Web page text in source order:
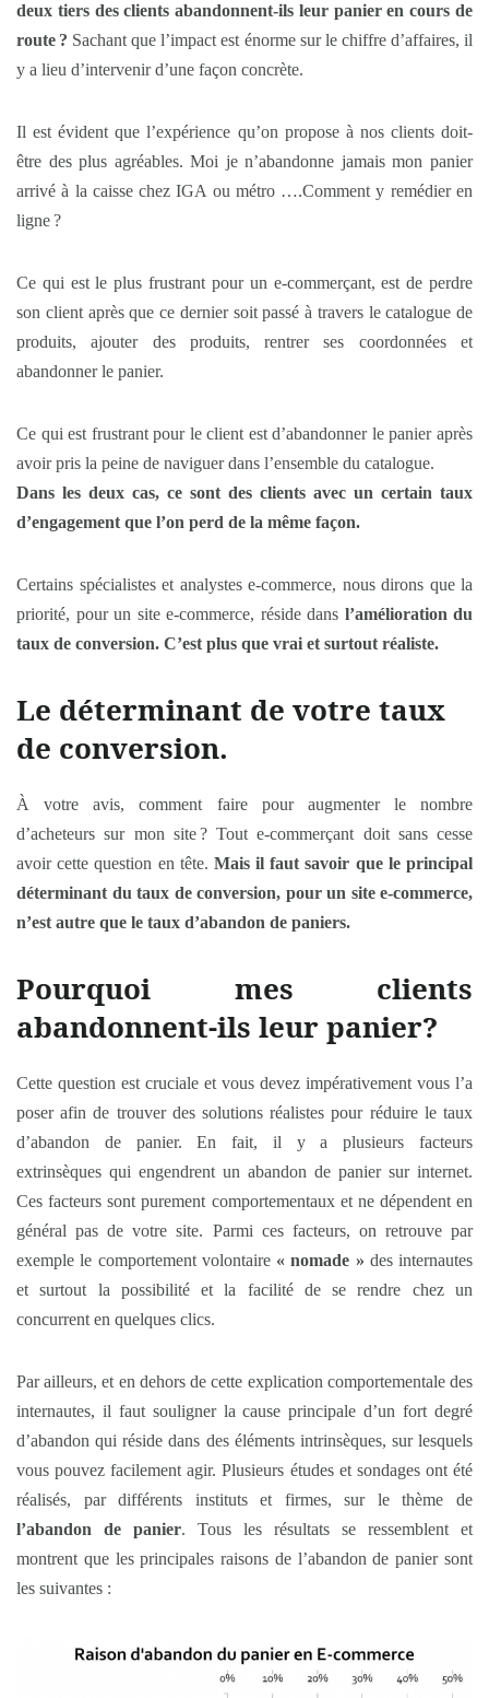
deux tiers des clients abandonnent-ils leur panier en cours de
route ? Sachant que l’impact est énorme sur le chiffre d’affaires, il
y a lieu d’intervenir d’une façon concrète.
Il est évident que l’expérience qu’on propose à nos clients doit-
être des plus agréables. Moi je n’abandonne jamais mon panier
arrivé à la caisse chez IGA ou métro ….Comment y remédier en
ligne ?
Ce qui est le plus frustrant pour un e-commerçant, est de perdre
son client après que ce dernier soit passé à travers le catalogue de
produits, ajouter des produits, rentrer ses coordonnées et
abandonner le panier.
Ce qui est frustrant pour le client est d’abandonner le panier après
avoir pris la peine de naviguer dans l’ensemble du catalogue.
Dans les deux cas, ce sont des clients avec un certain taux
d’engagement que l’on perd de la même façon.
Certains spécialistes et analystes e-commerce, nous dirons que la
priorité, pour un site e-commerce, réside dans l’amélioration du
taux de conversion. C’est plus que vrai et surtout réaliste.
Le déterminant de votre taux
de conversion.
À votre avis, comment faire pour augmenter le nombre
d’acheteurs sur mon site ? Tout e-commerçant doit sans cesse
avoir cette question en tête. Mais il faut savoir que le principal
déterminant du taux de conversion, pour un site e-commerce,
n’est autre que le taux d’abandon de paniers.
Pourquoi mes clients
abandonnent-ils leur panier?
Cette question est cruciale et vous devez impérativement vous l’a
poser afin de trouver des solutions réalistes pour réduire le taux
d’abandon de panier. En fait, il y a plusieurs facteurs
extrinsèques qui engendrent un abandon de panier sur internet.
Ces facteurs sont purement comportementaux et ne dépendent en
général pas de votre site. Parmi ces facteurs, on retrouve par
exemple le comportement volontaire « nomade » des internautes
et surtout la possibilité et la facilité de se rendre chez un
concurrent en quelques clics.
Par ailleurs, et en dehors de cette explication comportementale des
internautes, il faut souligner la cause principale d’un fort degré
d’abandon qui réside dans des éléments intrinsèques, sur lesquels
vous pouvez facilement agir. Plusieurs études et sondages ont été
réalisés, par différents instituts et firmes, sur le thème de
l’abandon de panier. Tous les résultats se ressemblent et
montrent que les principales raisons de l’abandon de panier sont
les suivantes :